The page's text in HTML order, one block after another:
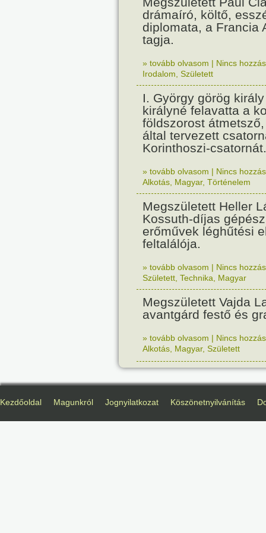
drámaíró, költő,
diplomata, a Francia
tagja.
» tovább olvasom | Nincs
Irodalom Született
I. György görög
királyné felavatta a
földszorost
által tervezett
Korinthoszi-csatornát.
» tovább olvasom | Nincs
Alkotás Magyar, Történelem
Megszületett Heller
Kossuth-díjas
erőművek léghűtési
feltalálója.
» tovább olvasom | Nincs
Született Technika Magyar
Megszületett Vajda
avantgárd festő és
» tovább olvasom | Nincs
Alkotás Magyar, Született
Kezdőoldal Magunkról Jognyilatkozat Köszönetnyilvánítás